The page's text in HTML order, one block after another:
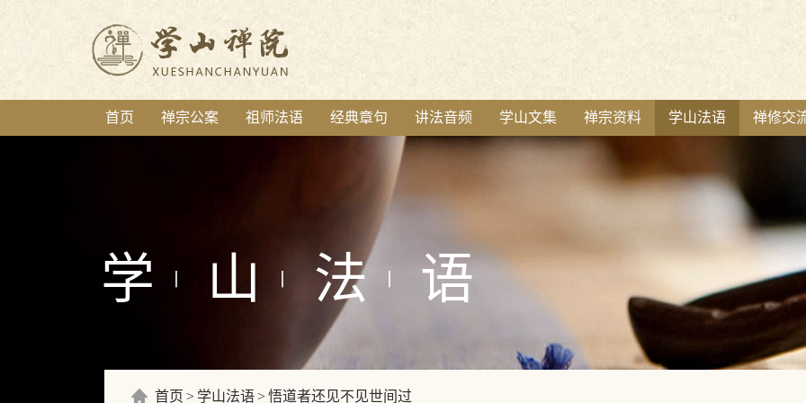
首页 禅宗公案 祖师法语 经典章句 讲法音频 学山文集 禅宗资料 学山法语 禅修交
学 山 法 语
首页 学山法语 悟道者还见不见世间过